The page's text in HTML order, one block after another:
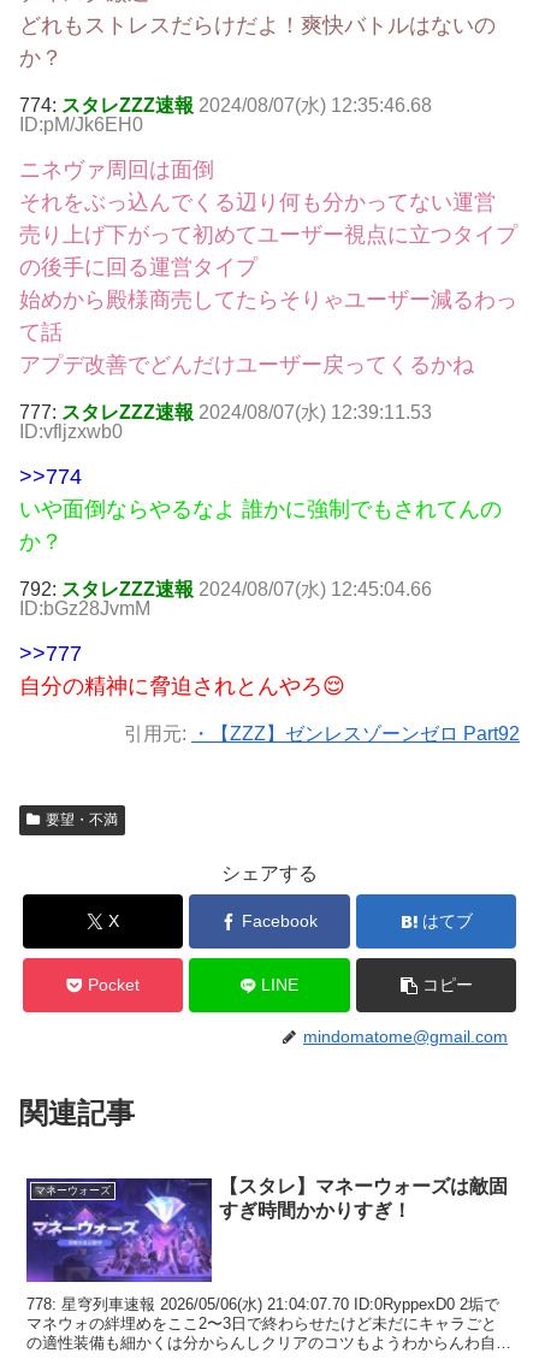
どれもストレスだらけだよ！爽快バトルはないの
か？
774: スタレZZZ速報 2024/08/07(水) 12:35:46.68
ID:pM/Jk6EH0
ニネヴァ周回は面倒
それをぶっ込んでくる辺り何も分かってない運営
売り上げ下がって初めてユーザー視点に立つタイプ
の後手に回る運営タイプ
始めから殿様商売してたらそりゃユーザー減るわっ
て話
アプデ改善でどんだけユーザー戻ってくるかね
777: スタレZZZ速報 2024/08/07(水) 12:39:11.53
ID:vfljzxwb0
>>774
いや面倒ならやるなよ 誰かに強制でもされてんの
か？
792: スタレZZZ速報 2024/08/07(水) 12:45:04.66
ID:bGz28JvmM
>>777
自分の精神に脅迫されとんやろ😌
引用元: ・【ZZZ】ゼンレスゾーンゼロ Part92
要望・不満
シェアする
X Facebook はてブ
Pocket LINE コピー
mindomatome@gmail.com
関連記事
マネーウォーズ
【スタレ】マネーウォーズは敵固
すぎ時間かかりすぎ！
778: 星穹列車速報 2026/05/06(水) 21:04:07.70 ID:0RyppexD0 2垢で
マネウォの絆埋めをここ2〜3日で終わらせたけど未だにキャラごと
の適性装備も細かくは分からんしクリアのコツもようわからんわ自力